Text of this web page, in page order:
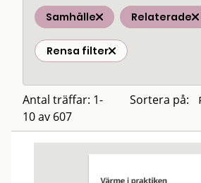
Samhälle Relaterade
Rensa filter
Antal träffar: 1-
10 av 607
Sortera på: